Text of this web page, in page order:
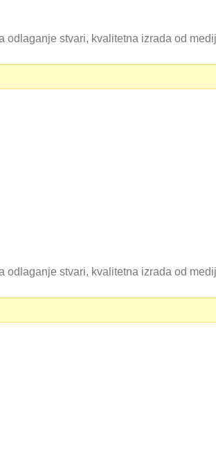
odlaganje stvari, kvalitetna izrada od
odlaganje stvari, kvalitetna izrada od